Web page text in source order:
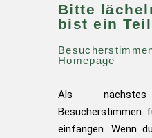
Bitte
bist ein Teil
Homepage
Als
Besucherstimmen
einfangen. Wenn